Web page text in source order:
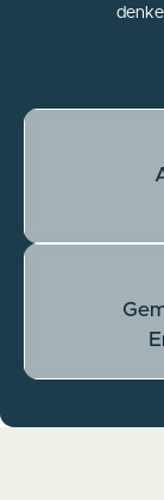
Strom